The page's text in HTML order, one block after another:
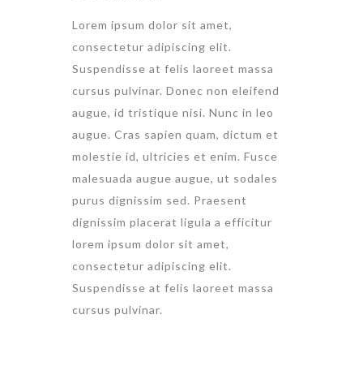
Lorem ipsum dolor sit amet,
consectetur adipiscing elit.
Suspendisse at felis laoreet massa
cursus pulvinar. Donec non eleifend
augue, id tristique nisi. Nunc in leo
augue. Cras sapien quam, dictum et
molestie id, ultricies et enim. Fusce
malesuada augue augue, ut sodales
purus dignissim sed. Praesent
dignissim placerat ligula a efficitur
lorem ipsum dolor sit amet,
consectetur adipiscing elit.
Suspendisse at felis laoreet massa
cursus pulvinar.